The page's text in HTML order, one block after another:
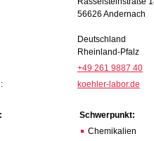
56626 Andernach
Deutschland
Rheinland-Pfalz
+49 261 9887 40
koehler-labor.de
Schwerpunkt:
Chemikalien